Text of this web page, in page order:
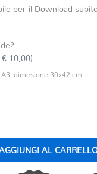
per il Download
10,00)
dimesione 30x42 cm
AL